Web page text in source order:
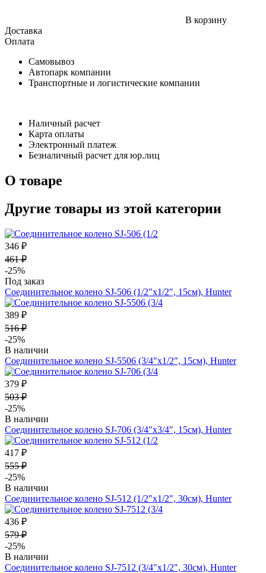
В корзину
Доставка
Оплата
Самовывоз
Автопарк компании
Транспортные и логистические компании
Наличный расчет
Карта оплаты
Электронный платеж
Безналичный расчет для юр.лиц
О товаре
Другие товары из этой категории
346 ₽
461 ₽
-25%
Под заказ
Соединительное колено SJ-506 (1/2"х1/2", 15см), Hunter
389 ₽
516 ₽
-25%
В наличии
Соединительное колено SJ-5506 (3/4"х1/2", 15см), Hunter
379 ₽
503 ₽
-25%
В наличии
Соединительное колено SJ-706 (3/4"х3/4", 15см), Hunter
417 ₽
555 ₽
-25%
В наличии
Соединительное колено SJ-512 (1/2"х1/2", 30см), Hunter
436 ₽
579 ₽
-25%
В наличии
Соединительное колено SJ-7512 (3/4"х1/2", 30см), Hunter